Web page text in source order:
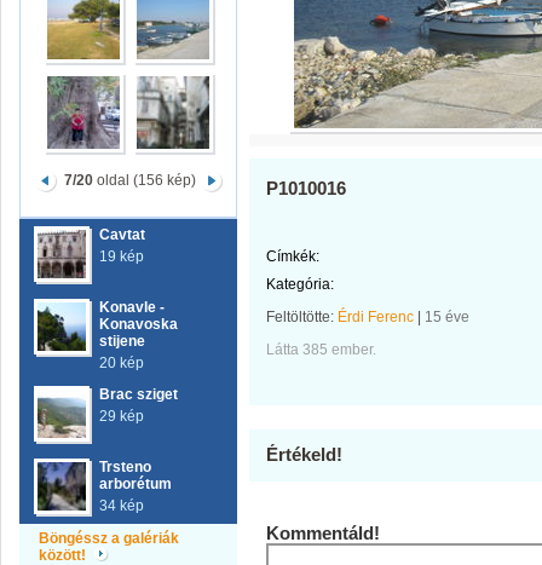
7/20oldal (156 kép)
Cavtat
19 kép
Konavle -
Konavoska
stijene
20 kép
Brac sziget
29 kép
Trsteno
arborétum
34 kép
Böngéssz a galériák
között!
P1010016
Címkék:
Kategória:
Feltöltötte: Érdi Ferenc
15 éve
Látta 385 ember.
Értékeld!
Kommentáld!